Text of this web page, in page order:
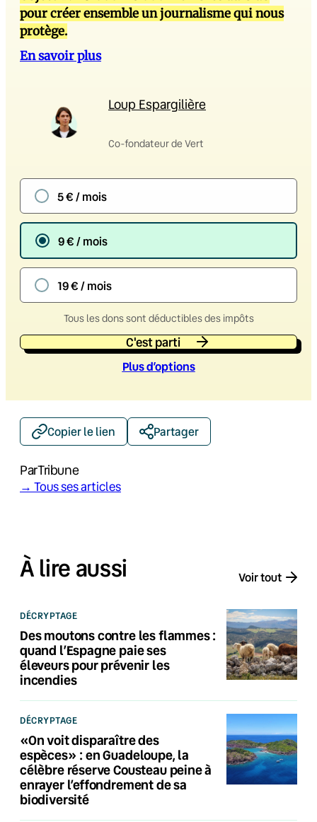
pour créer ensemble un journalisme qui nous
protège.
En savoir plus
Loup Espargilière
Co-fondateur de Vert
5 € / mois
9 € / mois
19 € / mois
Tous les dons sont déductibles des impôts
C'est parti
Plus d’options
Copier le lien Partager
ParTribune
→ Tous ses articles
À lire aussi Voir tout
DÉCRYPTAGE
Des moutons contre les flammes :
quand l’Espagne paie ses
éleveurs pour prévenir les
incendies
DÉCRYPTAGE
«On voit disparaître des
espèces» : en Guadeloupe, la
célèbre réserve Cousteau peine à
enrayer l’effondrement de sa
biodiversité